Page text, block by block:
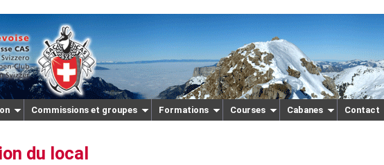
Commissions et groupes Formations Courses Cabanes Contact
du local